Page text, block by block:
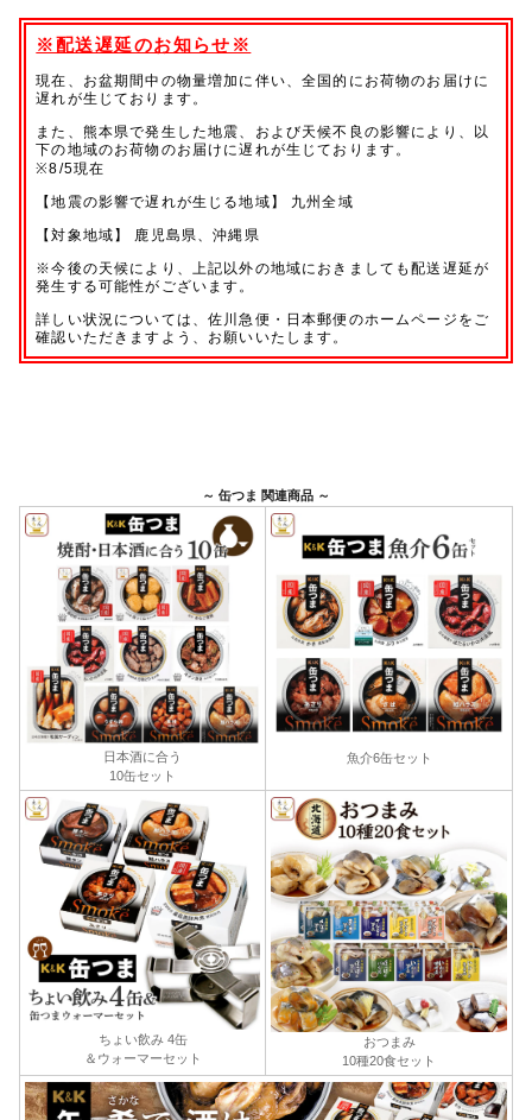
～ 缶つま 関連商品 ～
日本酒に合う
10缶セット
魚介6缶セット
ちょい飲み 4缶
＆ウォーマーセット
おつまみ
10種20食セット